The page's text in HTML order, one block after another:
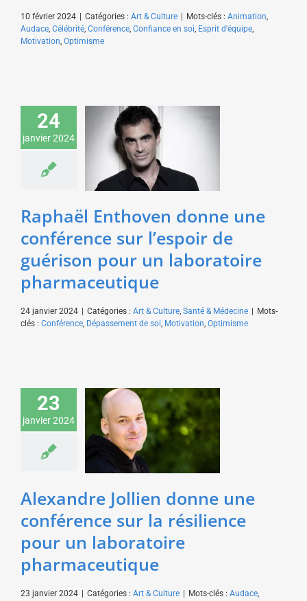
10 février 2024 Catégories : Art & Culture Mots-clés : Animation,
Audace, Célébrité, Conférence, Confiance en soi, Esprit d'équipe,
Motivation, Optimisme
24
janvier 2024
Raphaël Enthoven
donne une conférence
sur l’espoir de guérison
pour un laboratoire
pharmaceutique
Art & Culture
Santé &
Raphaël Enthoven donne une
conférence sur l’espoir de
guérison pour un laboratoire
pharmaceutique
24 janvier 2024 | Catégories : Art & Culture Santé & Médecine | Mots-
clés : Conférence Dépassement de soi Motivation Optimisme
23
janvier 2024
Alexandre Jollien
donne une conférence
sur la résilience pour
un laboratoire
pharmaceutique
Art & Culture
Alexandre Jollien donne une
conférence sur la résilience
pour un laboratoire
pharmaceutique
23 janvier 2024 | Catégories : Art & Culture | Mots-clés : Audace